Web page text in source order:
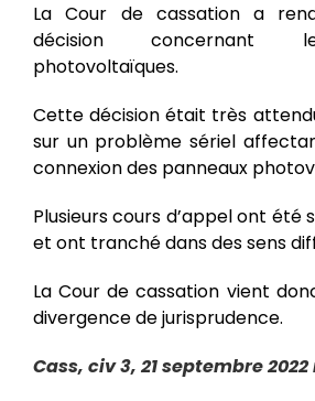
La Cour de cassation a
décision concernant
photovoltaïques.
Cette décision était très
sur un problème sériel
connexion des panneaux
Plusieurs cours d’appel ont été
et ont tranché dans des sens
La Cour de cassation vient
divergence de jurisprudence.
Cass, civ 3, 21 septembre 2022